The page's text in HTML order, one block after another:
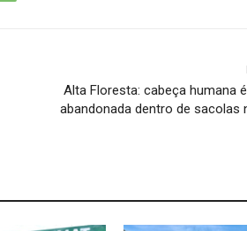
Alta Floresta: cabeça humana
abandonada dentro de sacolas